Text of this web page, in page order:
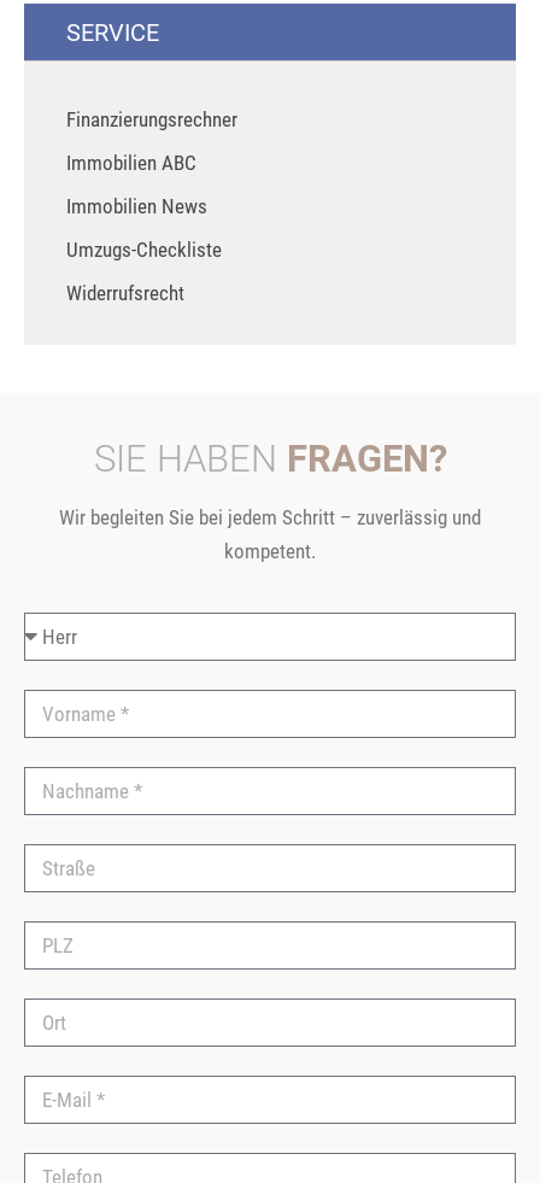
SERVICE
Finanzierungsrechner
Immobilien ABC
Immobilien News
Umzugs-Checkliste
Widerrufsrecht
SIE HABEN FRAGEN?
Wir begleiten Sie bei jedem Schritt – zuverlässig und
kompetent.